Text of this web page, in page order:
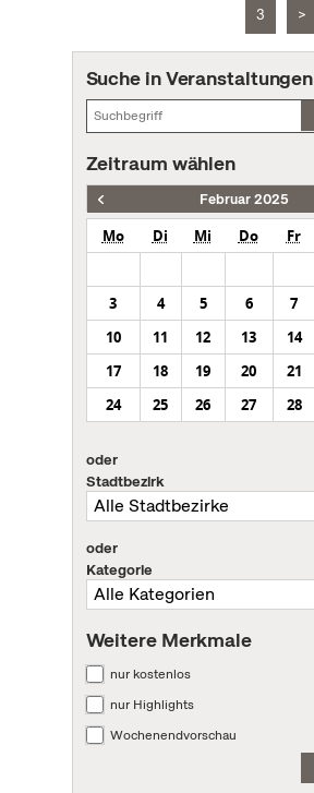
3 >
Suche in Veranstaltungen
Zeitraum wählen
Februar 2025
Mo Di Mi Do Fr
3
4 5 6 7
10
11 12 13 14
17
18 19 20 21
24
25 26 27 28
oder
Stadtbezirk
oder
Kategorie
Weitere Merkmale
nur kostenlos
nur Highlights
Wochenendvorschau